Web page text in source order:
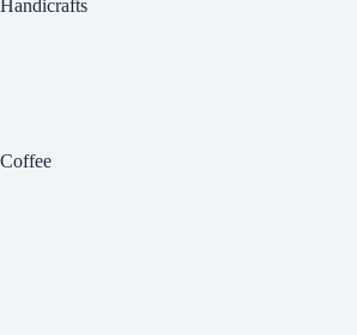
Handicrafts
Coffee